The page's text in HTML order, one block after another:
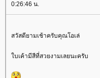
0:26:46 น.
สวัสดียามเช้าครับคุณโอเล่
บเค้ามีสีที่สวยงามเลยนะครับ